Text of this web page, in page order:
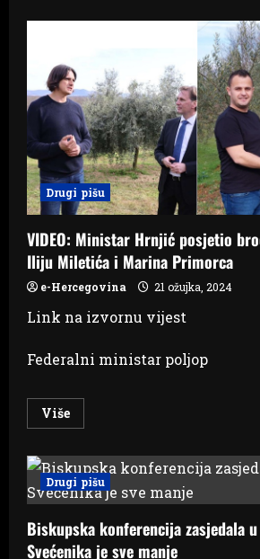
Europsko
vijeće
odobrilo
početak
pregovora
za
BiH!
Drugi pišu
VIDEO: Ministar Hrnjić posjetio
Iliju Miletića i Marina Primorca
e-Hercegovina 21 ožujka, 2024
Link na izvornu vijest
Federalni ministar poljop
VišeRead
more
Ministar
Hrnjić
posjetio
broćanske
Iliju
Miletića
i
Drugi pišu
Biskupska konferencija zasjedala
Svećenika je sve manje